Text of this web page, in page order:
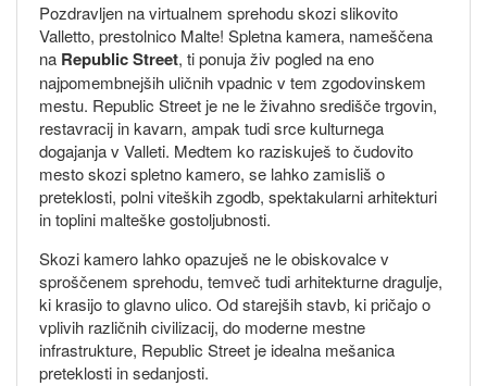
Pozdravljen na virtualnem sprehodu skozi slikovito
Valletto, prestolnico Malte! Spletna kamera, nameščena
na Republic Street, ti ponuja živ pogled na eno
najpomembnejših uličnih vpadnic v tem zgodovinskem
mestu. Republic Street je ne le živahno središče trgovin,
restavracij in kavarn, ampak tudi srce kulturnega
dogajanja v Valleti. Medtem ko raziskuješ to čudovito
mesto skozi spletno kamero, se lahko zamisliš o
preteklosti, polni viteških zgodb, spektakularni arhitekturi
in toplini malteške gostoljubnosti.
Skozi kamero lahko opazuješ ne le obiskovalce v
sproščenem sprehodu, temveč tudi arhitekturne dragulje,
ki krasijo to glavno ulico. Od starejših stavb, ki pričajo o
vplivih različnih civilizacij, do moderne mestne
infrastrukture, Republic Street je idealna mešanica
preteklosti in sedanjosti.